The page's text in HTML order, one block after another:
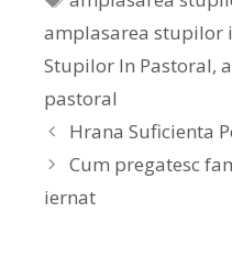
amplasarea stupilor
Stupilor In Pastoral,
pastoral
Hrana Suficienta
Cum pregatesc
iernat